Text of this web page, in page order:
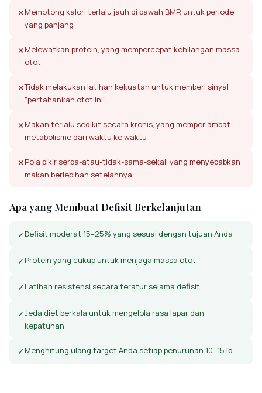
✕Memotong kalori terlalu jauh di bawah BMR untuk periode
yang panjang
✕Melewatkan protein, yang mempercepat kehilangan massa
otot
✕Tidak melakukan latihan kekuatan untuk memberi sinyal
"pertahankan otot ini"
✕Makan terlalu sedikit secara kronis, yang memperlambat
metabolisme dari waktu ke waktu
✕Pola pikir serba-atau-tidak-sama-sekali yang menyebabkan
makan berlebihan setelahnya
Apa yang Membuat Defisit Berkelanjutan
✓Defisit moderat 15–25% yang sesuai dengan tujuan Anda
✓Protein yang cukup untuk menjaga massa otot
✓Latihan resistensi secara teratur selama defisit
✓Jeda diet berkala untuk mengelola rasa lapar dan
kepatuhan
✓Menghitung ulang target Anda setiap penurunan 10–15 lb